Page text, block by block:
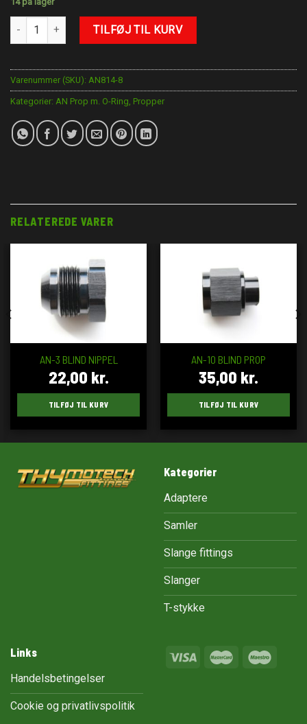
AN-8 Prop m/o-ring (3/4"-16) antal
TILFØJ TIL KURV
Varenummer (SKU): AN814-8
Kategorier: AN Prop m. O-Ring Propper
RELATEREDE VARER
AN-3 BLIND NIPPEL
22,00 kr.
TILFØJ TIL KURV
AN-10 BLIND PROP
35,00 kr.
TILFØJ TIL KURV
Kategorier
Adaptere
Samler
Slange fittings
Slanger
T-stykke
Links
Handelsbetingelser
Cookie og privatlivspolitik